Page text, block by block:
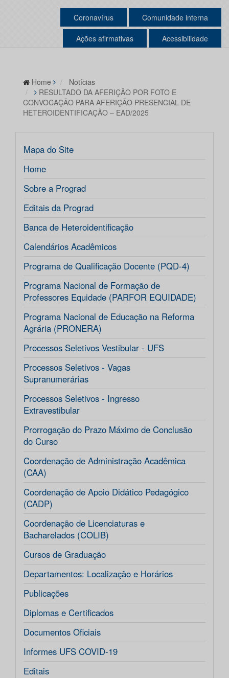
Coronavírus Comunidade interna
Ações afirmativas Acessibilidade
Home
Notícias
RESULTADO DA AFERIÇÃO POR FOTO E
CONVOCAÇÃO PARA AFERIÇÃO PRESENCIAL DE
HETEROIDENTIFICAÇÃO – EAD/2025
Mapa do Site
Home
Sobre a Prograd
Editais da Prograd
Banca de Heteroidentificação
Calendários Acadêmicos
Programa de Qualificação Docente (PQD-4)
Programa Nacional de Formação de
Professores Equidade (PARFOR EQUIDADE)
Programa Nacional de Educação na Reforma
Agrária (PRONERA)
Processos Seletivos Vestibular - UFS
Processos Seletivos - Vagas
Supranumerárias
Processos Seletivos - Ingresso
Extravestibular
Prorrogação do Prazo Máximo de Conclusão
do Curso
Coordenação de Administração Acadêmica
(CAA)
Coordenação de Apoio Didático Pedagógico
(CADP)
Coordenação de Licenciaturas e
Bacharelados (COLIB)
Cursos de Graduação
Departamentos: Localização e Horários
Publicações
Diplomas e Certificados
Documentos Oficiais
Informes UFS COVID-19
Editais